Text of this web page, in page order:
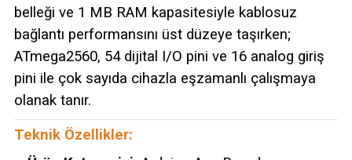
belleği ve 1 MB RAM kapasitesiyle kablosuz
bağlantı performansını üst düzeye taşırken;
ATmega2560, 54 dijital I/O pini ve 16 analog giriş
pini ile çok sayıda cihazla eşzamanlı çalışmaya
olanak tanır.
Teknik Özellikler: